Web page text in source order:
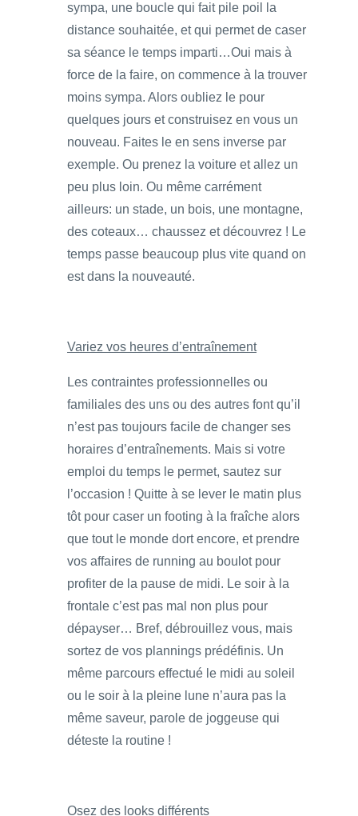
sympa, une boucle qui fait pile poil la
distance souhaitée, et qui permet de caser
sa séance le temps imparti…Oui mais à
force de la faire, on commence à la trouver
moins sympa. Alors oubliez le pour
quelques jours et construisez en vous un
nouveau. Faites le en sens inverse par
exemple. Ou prenez la voiture et allez un
peu plus loin. Ou même carrément
ailleurs: un stade, un bois, une montagne,
des coteaux… chaussez et découvrez ! Le
temps passe beaucoup plus vite quand on
est dans la nouveauté.
Variez vos heures d’entraînement
Les contraintes professionnelles ou
familiales des uns ou des autres font qu’il
n’est pas toujours facile de changer ses
horaires d’entraînements. Mais si votre
emploi du temps le permet, sautez sur
l’occasion ! Quitte à se lever le matin plus
tôt pour caser un footing à la fraîche alors
que tout le monde dort encore, et prendre
vos affaires de running au boulot pour
profiter de la pause de midi. Le soir à la
frontale c’est pas mal non plus pour
dépayser… Bref, débrouillez vous, mais
sortez de vos plannings prédéfinis. Un
même parcours effectué le midi au soleil
ou le soir à la pleine lune n’aura pas la
même saveur, parole de joggeuse qui
déteste la routine !
Osez des looks différents